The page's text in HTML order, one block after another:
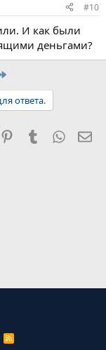
#10
И как были
деньгами?
ответа.
PinterestTumblr
R